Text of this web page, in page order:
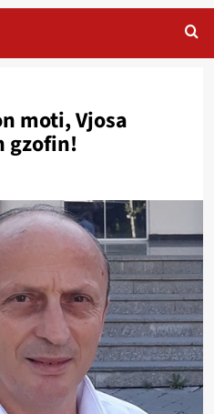
moti, Vjosa
gzofin!